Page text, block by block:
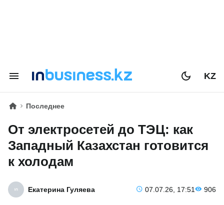
KZ
Последнее
От электросетей до ТЭЦ: как
Западный Казахстан готовится
к холодам
Екатерина Гуляева 07.07.26, 17:51 906